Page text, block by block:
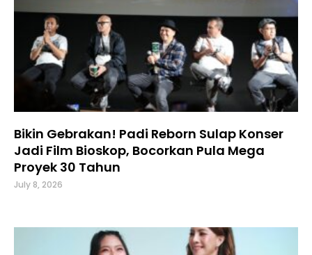
Bikin Gebrakan! Padi Reborn Sulap Konser
Jadi Film Bioskop, Bocorkan Pula Mega
Proyek 30 Tahun
July 8, 2026